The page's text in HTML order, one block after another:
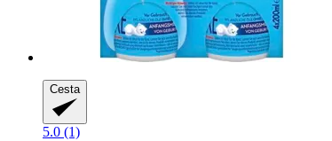
Cesta
5.0 (1)